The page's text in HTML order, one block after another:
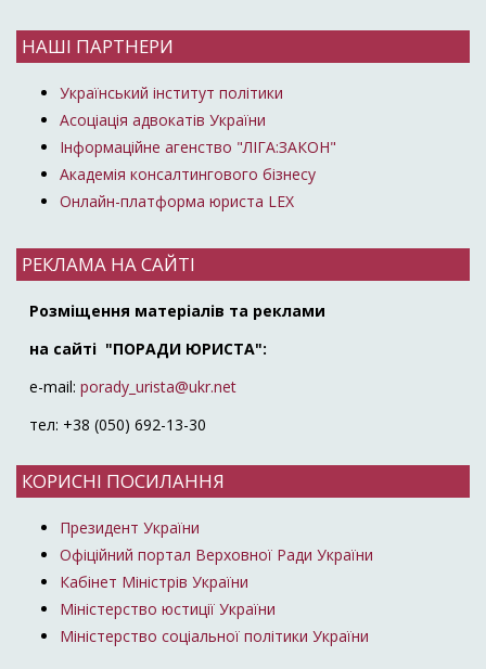
НАШІ ПАРТНЕРИ
Український інститут політики
Асоціація адвокатів України
Інформаційне агенство "ЛІГА:ЗАКОН"
Академія консалтингового бізнесу
Онлайн-платформа юриста LEX
РЕКЛАМА НА САЙТІ
Розміщення матеріалів та реклами
на сайті "ПОРАДИ ЮРИСТА":
e-mail: porady_urista@ukr.net
тел: +38 (050) 692-13-30
КОРИСНІ ПОСИЛАННЯ
Президент України
Офіційний портал Верховної Ради України
Кабінет Міністрів України
Міністерство юстиції України
Міністерство соціальної політики України